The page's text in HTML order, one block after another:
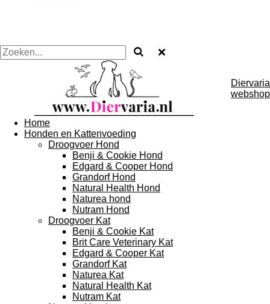
Diervaria
webshop
Home
Honden en Kattenvoeding
Droogvoer Hond
Benji & Cookie Hond
Edgard & Cooper Hond
Grandorf Hond
Natural Health Hond
Naturea hond
Nutram Hond
Droogvoer Kat
Benji & Cookie Kat
Brit Care Veterinary Kat
Edgard & Cooper Kat
Grandorf Kat
Naturea Kat
Natural Health Kat
Nutram Kat